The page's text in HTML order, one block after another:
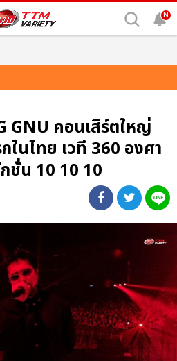
N
GNU คอนเสิร์ตใหญ่
นไทย เวที 360 องศา
ชั่น 10 10 10